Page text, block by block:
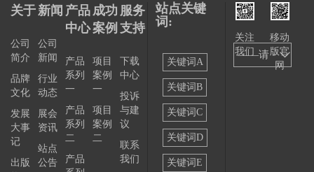
关于
公司
简介
品牌
文化
发展
大事
记
出版
新闻
公司
新闻
行业
动态
展会
资讯
站点
公告
产品
中心
产品
系列
一
产品
系列
二
产品
成功
案例
项目
案例
一
项目
案例
二
服务
支持
下载
中心
投诉
与建
议
联系
我们
站点关键
词:
关键词A
关键词B
关键词C
关键词D
关键词E
关注
我们
移动
版官
网
——请